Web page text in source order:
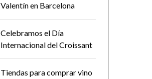
Valentín en Barcelona
Celebramos el Día
Internacional del Croissant
Tiendas para comprar vino